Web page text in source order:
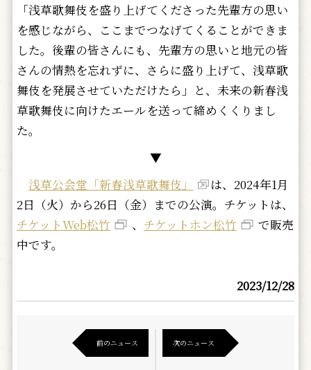
「浅草歌舞伎を盛り上げてくださった先輩方の思い
を感じながら、ここまでつなげてくることができま
した。後輩の皆さんにも、先輩方の思いと地元の皆
さんの情熱を忘れずに、さらに盛り上げて、浅草歌
舞伎を発展させていただけたら」と、未来の新春浅
草歌舞伎に向けたエールを送って締めくくりまし
た。
▼
浅草公会堂「新春浅草歌舞伎」
は、2024年1月
2日（火）から26日（金）までの公演。チケットは、
チケットWeb松竹
、 チケットホン松竹
で販売
中です。
2023/12/28
前のニュース 次のニュース